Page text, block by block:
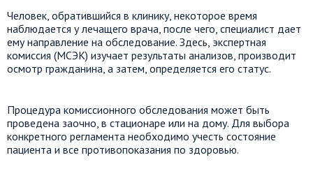
Человек, обратившийся в клинику, некоторое время
наблюдается у лечащего врача, после чего, специалист дает
ему направление на обследование. Здесь, экспертная
комиссия (МСЭК) изучает результаты анализов, производит
осмотр гражданина, а затем, определяется его статус.
Процедура комиссионного обследования может быть
проведена заочно, в стационаре или на дому. Для выбора
конкретного регламента необходимо учесть состояние
пациента и все противопоказания по здоровью.